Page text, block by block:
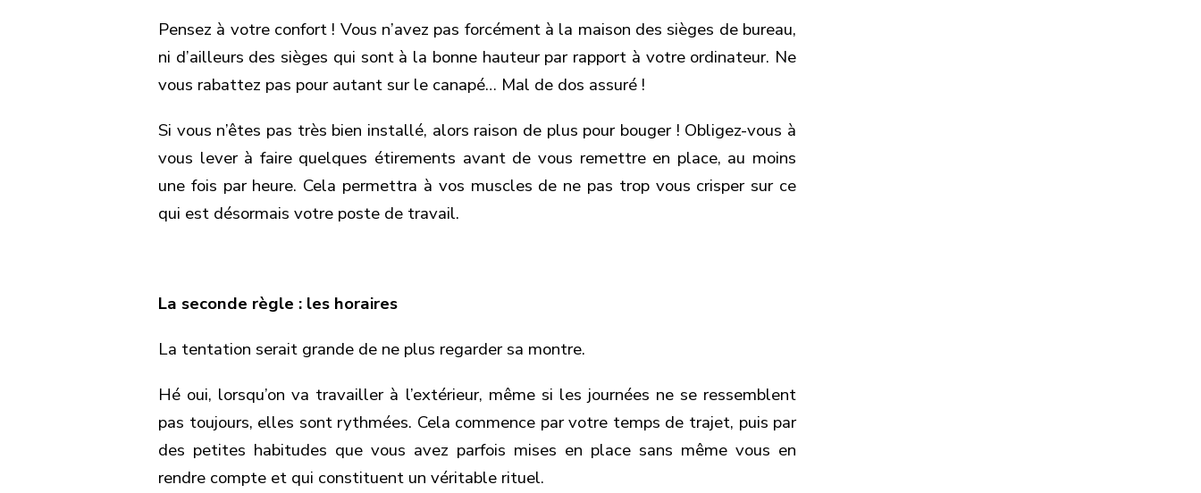
Pensez à votre confort ! Vous n’avez pas forcément à la maison des sièges de bureau,
ni d’ailleurs des sièges qui sont à la bonne hauteur par rapport à votre ordinateur. Ne
vous rabattez pas pour autant sur le canapé… Mal de dos assuré !
Si vous n’êtes pas très bien installé, alors raison de plus pour bouger ! Obligez-vous à
vous lever à faire quelques étirements avant de vous remettre en place, au moins
une fois par heure. Cela permettra à vos muscles de ne pas trop vous crisper sur ce
qui est désormais votre poste de travail.
La seconde règle : les horaires
La tentation serait grande de ne plus regarder sa montre.
Hé oui, lorsqu’on va travailler à l’extérieur, même si les journées ne se ressemblent
pas toujours, elles sont rythmées. Cela commence par votre temps de trajet, puis par
des petites habitudes que vous avez parfois mises en place sans même vous en
rendre compte et qui constituent un véritable rituel.